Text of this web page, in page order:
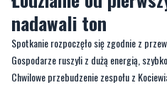
Gospodarze ruszyli z dużą energią,
Chwilowe przebudzenie zespołu z
zmniejszając stratę do dwóch punktów,
skończyły. Trio
gwarantując im aż 11 punktów przewagi